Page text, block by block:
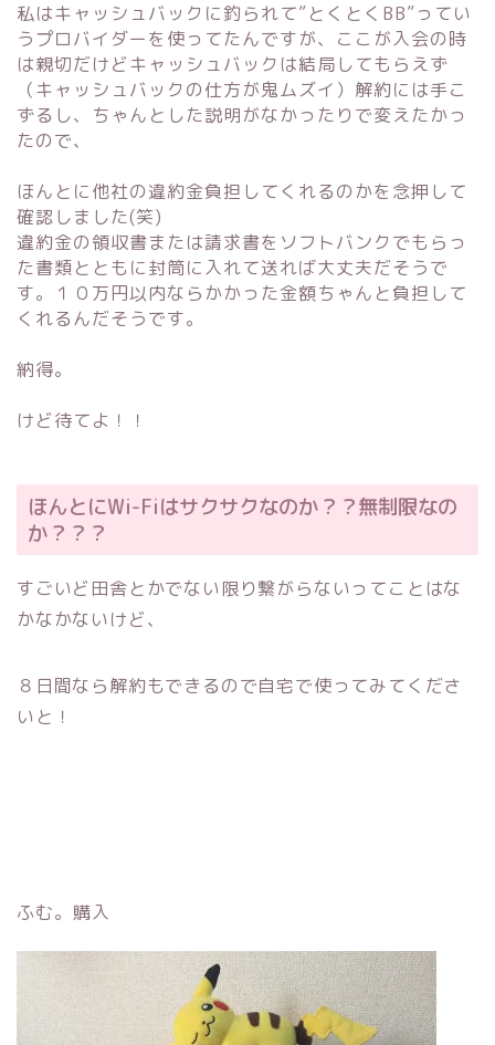
私はキャッシュバックに釣られて”とくとくBB”ってい
うプロバイダーを使ってたんですが、ここが入会の時
は親切だけどキャッシュバックは結局してもらえず
（キャッシュバックの仕方が鬼ムズイ）解約には手こ
ずるし、ちゃんとした説明がなかったりで変えたかっ
たので、
ほんとに他社の違約金負担してくれるのかを念押して
確認しました(笑)
違約金の領収書または請求書をソフトバンクでもらっ
た書類とともに封筒に入れて送れば大丈夫だそうで
す。１０万円以内ならかかった金額ちゃんと負担して
くれるんだそうです。
納得。
けど待てよ！！
ほんとにWi-Fiはサクサクなのか？？無制限なの
か？？？
すごいど田舎とかでない限り繋がらないってことはな
かなかないけど、
８日間なら解約もできるので自宅で使ってみてくださ
いと！
ふむ。購入